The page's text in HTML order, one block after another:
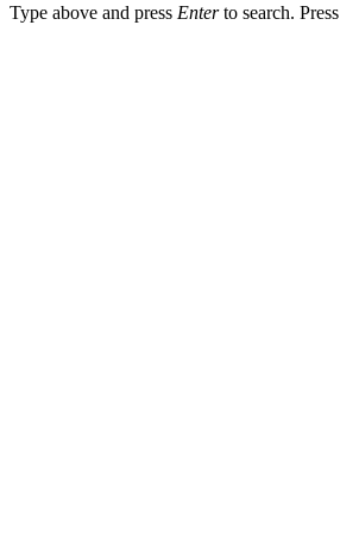
Type above and press Enterto search. Press